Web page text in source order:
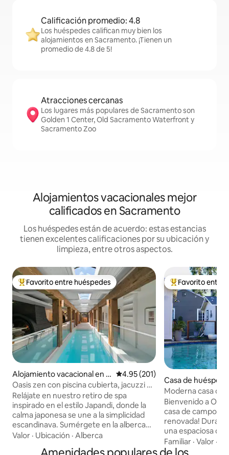
Calificación promedio: 4.8
Los huéspedes califican muy bien los
alojamientos en Sacramento. ¡Tienen un
promedio de 4.8 de 5!
Atracciones cercanas
Los lugares más populares de Sacramento son
Golden 1 Center, Old Sacramento Waterfront y
Sacramento Zoo
Alojamientos vacacionales mejor
calificados en Sacramento
Los huéspedes están de acuerdo: estas estancias
tienen excelentes calificaciones por su ubicación y
limpieza, entre otros aspectos.
De los mejores en Favorito entre huéspedes
Favorito entre huéspedes
Alojamiento vacacional en F
air Oaks
Calificación promedio: 4.95 de
4.95 (201)
Oasis zen con piscina cubierta, jacuzzi y
sauna
Relájate en nuestro retiro de spa
inspirado en el estilo Japandi, donde la
calma japonesa se une a la simplicidad
escandinava. Sumérgete en la alberca
interior climatizada, relájate en una tina
Valor · Ubicación · Alberca
De los mejores
Favorito entre
Casa de
ento
Moderna casa
Estudio de 1
Bienvenido a Oak
casa de campo
renovada!
una espaciosa
spa, una
de cuarzo, un
Familiar ·Valor ·